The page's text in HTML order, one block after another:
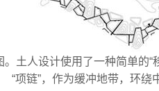
土人设计使用了一种简单的
“项链”，作为缓冲地带，环绕